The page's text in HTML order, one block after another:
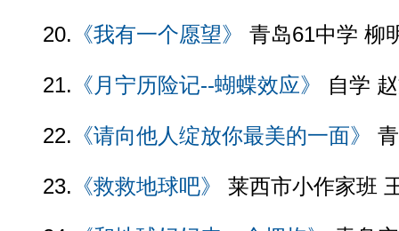
20. 《我有一个愿望》 青岛61中学 柳
21. 《月宁历险记--蝴蝶效应》 自学
22. 《请向他人绽放你最美的一面》
23. 《救救地球吧》 莱西市小作家班